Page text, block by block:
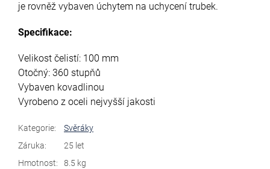
je rovněž vybaven úchytem na uchycení trubek.
Specifikace:
Velikost čelistí: 100 mm
Otočný: 360 stupňů
Vybaven kovadlinou
Vyrobeno z oceli nejvyšší jakosti
Kategorie:
Svěráky
Záruka:
25 let
Hmotnost:
8.5 kg